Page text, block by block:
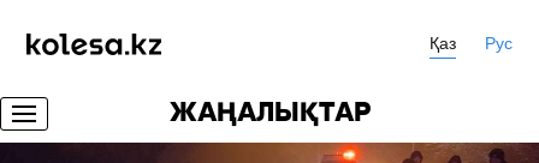
Қаз Рус
ЖАҢАЛЫҚТАР